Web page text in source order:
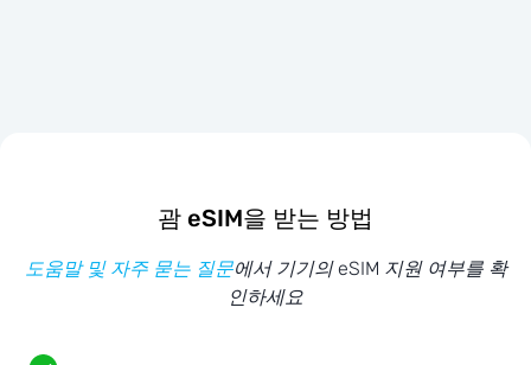
괌 eSIM을 받는 방법
도움말 및 자주 묻는 질문에서 기기의 eSIM 지원 여부를 확
인하세요